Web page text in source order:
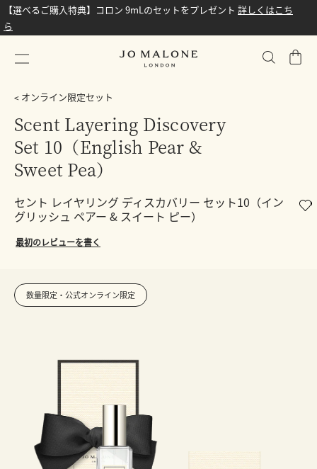
【選べるご購入特典】コロン 9mLのセットをプレゼント 詳しくはこち
ら
シ
オンライン限定セット
Scent Layering Discovery
Set 10（English Pear &
Sweet Pea）
セント レイヤリング ディスカバリー セット10（イン
グリッシュ ペアー & スイート ピー）
最初のレビューを書く
数量限定・公式オンライン限定